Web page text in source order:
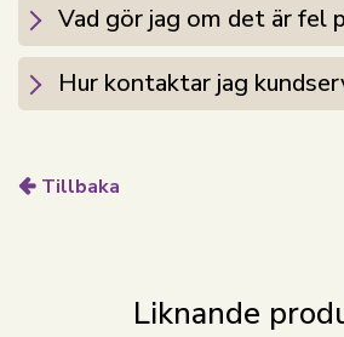
Vad gör jag om det är fel
Hur kontaktar jag
Tillbaka
Liknande